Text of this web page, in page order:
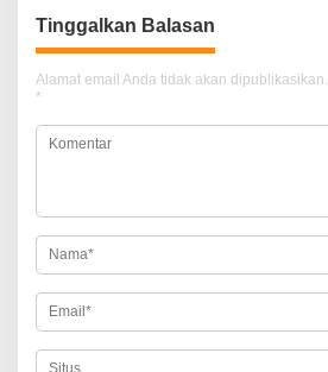
i
g
a
s
o
s
Tinggalkan Balasan
Alamat email Anda tidak akan dipublikasikan.
*